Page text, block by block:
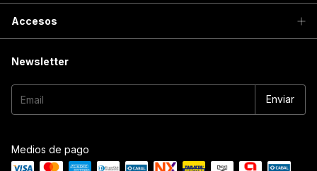
Accesos
Newsletter
Medios de pago